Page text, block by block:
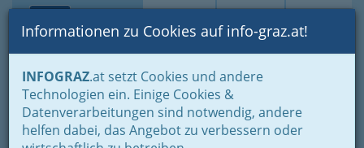
Suche Login Toggle
Informationen zu Cookies auf info-graz.at!
INFOGRAZ.at setzt Cookies und andere
Technologien ein. Einige Cookies &
Datenverarbeitungen sind notwendig, andere
helfen dabei, das Angebot zu verbessern oder
Home Gastronomie Beisln, Bars, Pubs & Wein
Vinothek Vinalia - Carmen
Leitold